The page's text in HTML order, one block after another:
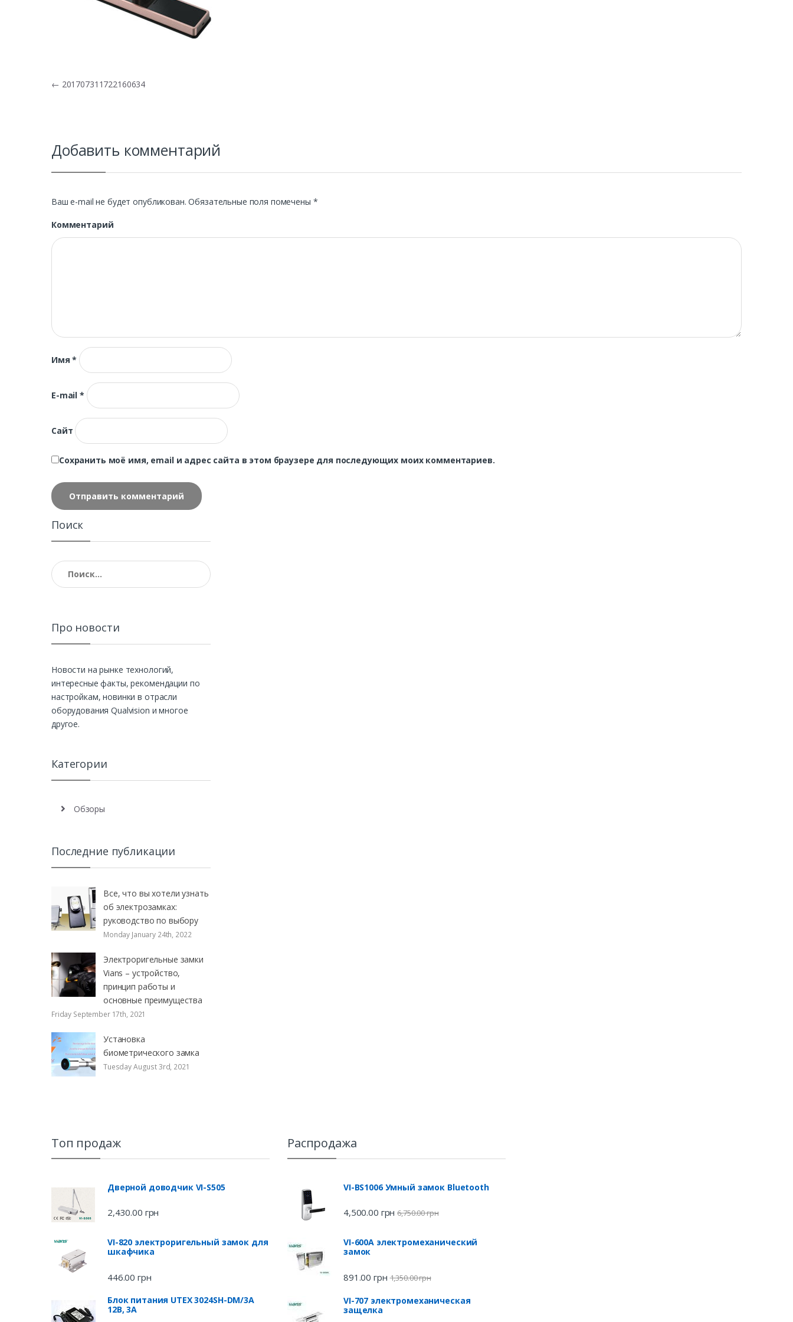
Навигация по записям
← 201707311722160634
Добавить комментарий
Ваш e-mail не будет опубликован. Обязательные поля помечены *
Комментарий
Имя*
E-mail*
Сайт
Сохранить моё имя, email и адрес сайта в этом браузере для последующих моих комментариев.
Поиск
Найти:
Про новости
Новости на рынке технологий,
интересные факты, рекомендации по
настройкам, новинки в отрасли
оборудования Qualvision и многое
другое.
Категории
Обзоры
Последние публикации
Все, что вы хотели узнать
об электрозамках:
руководство по выбору
Monday January 24th, 2022
Электроригельные замки
Vians – устройство,
принцип работы и
основные преимущества
Friday September 17th, 2021
Установка
биометрического замка
Tuesday August 3rd, 2021
Топ продаж
Дверной доводчик VI-S505
2,430.00 грн
VI-820 электроригельный замок для
шкафчика
446.00 грн
Блок питания UTEX 3024SH-DM/3A
12В, 3А
Распродажа
VI-BS1006 Умный замок Bluetooth
4,500.00 грн 6,750.00грн
VI-600A электромеханический
замок
891.00 грн 1,350.00грн
VI-707 электромеханическая
защелка